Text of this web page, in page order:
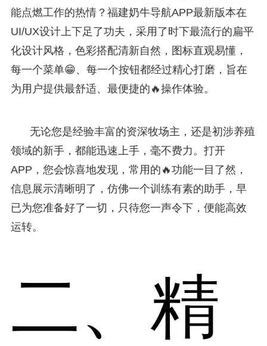
能点燃工作的热情？福建奶牛导航APP最新版本在
UI/UX设计上下足了功夫，采用了时下最流行的扁平
化设计风格，色彩搭配清新自然，图标直观易懂，
每一个菜单😁、每一个按钮都经过精心打磨，旨在
为用户提供最舒适、最便捷的🔥操作体验。
无论您是经验丰富的资深牧场主，还是初涉养殖
领域的新手，都能迅速上手，毫不费力。打开
APP，您会惊喜地发现，常用的🔥功能一目了然，
信息展示清晰明了，仿佛一个训练有素的助手，早
已为您准备好了一切，只待您一声令下，便能高效
运转。
二、精